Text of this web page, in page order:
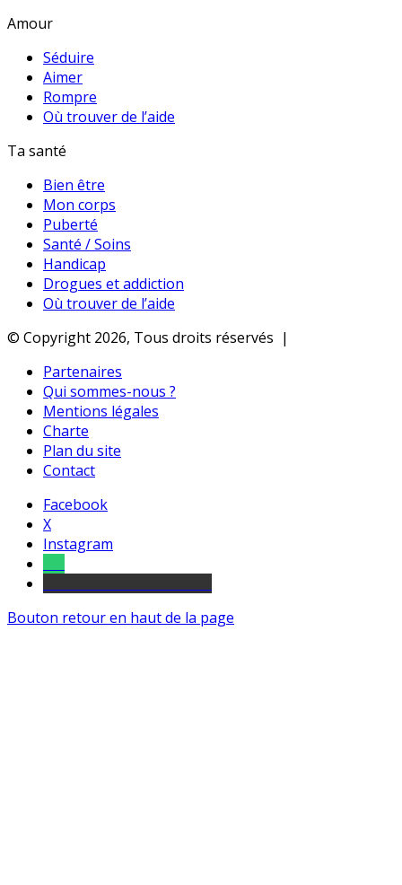
Amour
Séduire
Aimer
Rompre
Où trouver de l’aide
Ta santé
Bien être
Mon corps
Puberté
Santé / Soins
Handicap
Drogues et addiction
Où trouver de l’aide
© Copyright 2026, Tous droits réservés |
Partenaires
Qui sommes-nous ?
Mentions légales
Charte
Plan du site
Contact
Facebook
X
Instagram
Bouton retour en haut de la page